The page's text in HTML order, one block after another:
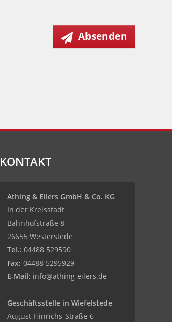
Absenden
KONTAKT
Athing & Eilers GmbH & Co. KG
In der Kreisstadt
Bahnhofstraße 8
26655 Westerstede
Tel.: 04488 529590
Fax: 04488 5295929
E-Mail: info@athing-eilers.de
Geschäftsstelle in Wiefelstede
August-Hinrichs-Straße 6